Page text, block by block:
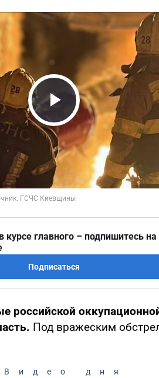
Play Video
курсе главного – подпишитесь
Подписаться
российской
Под вражеским
Видео дня